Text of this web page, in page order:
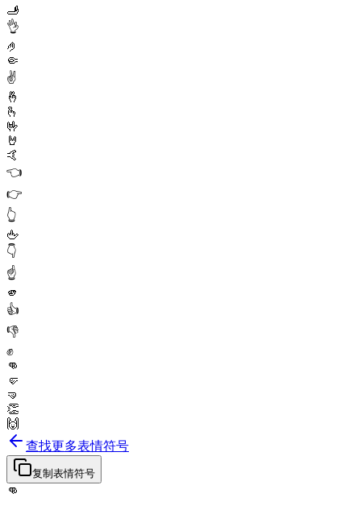
🫸
👌
🤌
🤏
✌️
🤞
🫰
🤟
🤘
🤙
👈
👉
👆
🖕
👇
☝️
🫵
👍
👎
✊
👊
🤛
🤜
👏
🙌
查找更多表情符号
复制表情符号
👊